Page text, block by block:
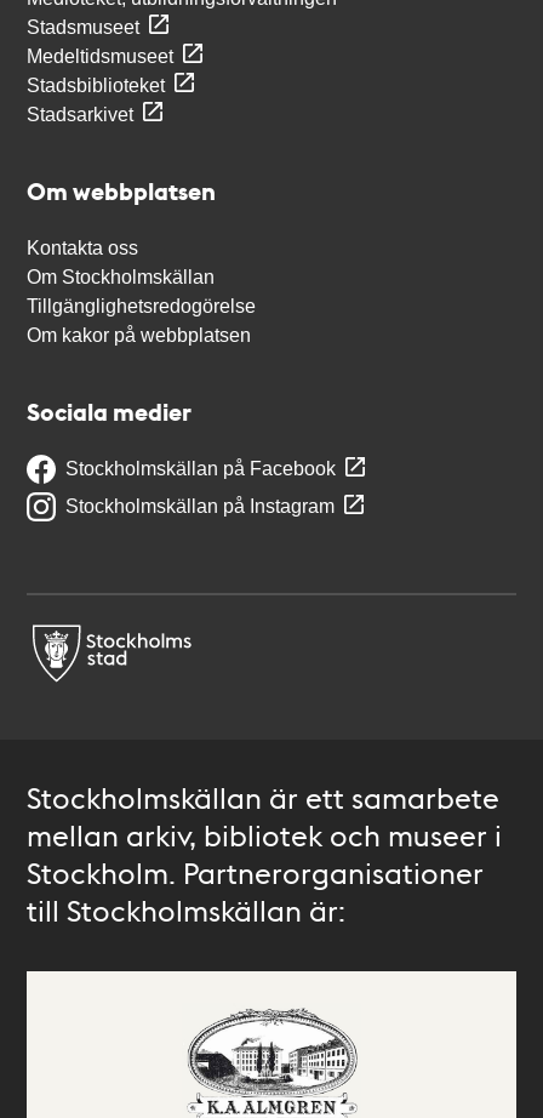
Stadsmuseet
Medeltidsmuseet
Stadsbiblioteket
Stadsarkivet
Om webbplatsen
Kontakta oss
Om Stockholmskällan
Tillgänglighetsredogörelse
Om kakor på webbplatsen
Sociala medier
Stockholmskällan på Facebook
Stockholmskällan på Instagram
Stockholmskällan är ett samarbete
mellan arkiv, bibliotek och museer i
Stockholm. Partnerorganisationer
till Stockholmskällan är: